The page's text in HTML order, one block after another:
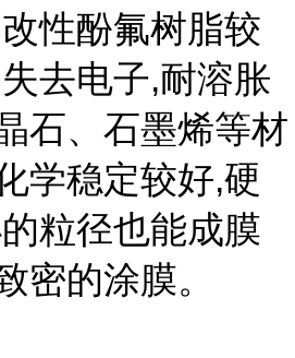
性酚氟树脂较
去电子,耐溶胀
石、石墨烯等材
学稳定较好,硬
粒径也能成膜
密的涂膜。